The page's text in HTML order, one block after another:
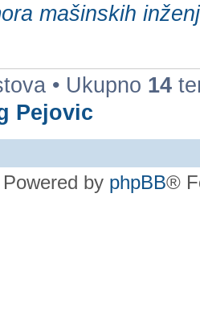
mašinskih
• Ukupno 14
Pejovic
Powered by phpBB®